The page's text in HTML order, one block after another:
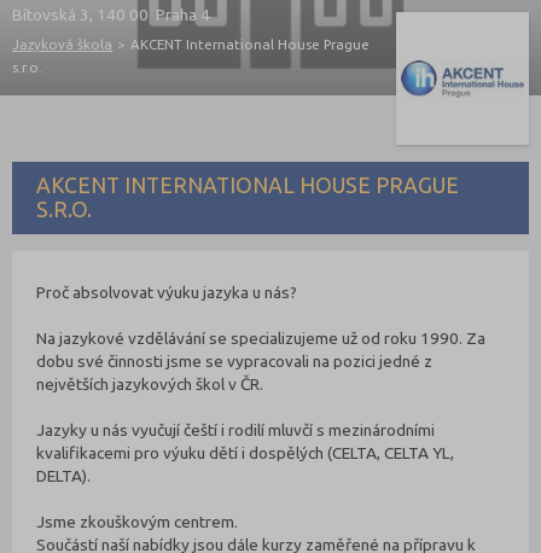
Bítovská 3, 140 00 Praha 4
Jazyková škola > AKCENT International House Prague
s.r.o.
AKCENT INTERNATIONAL HOUSE PRAGUE
S.R.O.
Proč absolvovat výuku jazyka u nás?
Na jazykové vzdělávání se specializujeme už od roku 1990. Za
dobu své činnosti jsme se vypracovali na pozici jedné z
největších jazykových škol v ČR.
Jazyky u nás vyučují čeští i rodilí mluvčí s mezinárodními
kvalifikacemi pro výuku dětí i dospělých (CELTA, CELTA YL,
DELTA).
Jsme zkouškovým centrem.
Součástí naší nabídky jsou dále kurzy zaměřené na přípravu k